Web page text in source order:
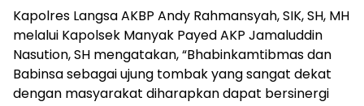
Kapolres Langsa AKBP Andy Rahmansyah, SIK, SH, MH
melalui Kapolsek Manyak Payed AKP Jamaluddin
Nasution, SH mengatakan, “Bhabinkamtibmas dan
Babinsa sebagai ujung tombak yang sangat dekat
dengan masyarakat diharapkan dapat bersinergi